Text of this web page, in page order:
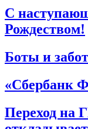
С
Рождеством!
Боты и
«Сбербанк
Переход на